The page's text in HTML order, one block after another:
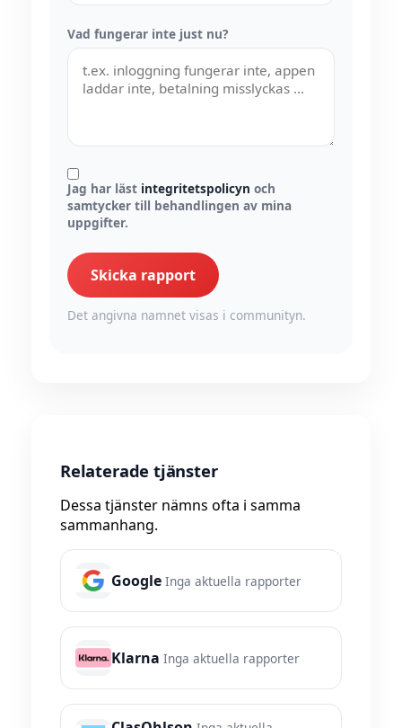
Vad fungerar inte just nu?
Jag har läst integritetspolicyn och
samtycker till behandlingen av mina
uppgifter.
Skicka rapport
Det angivna namnet visas i communityn.
Relaterade tjänster
Dessa tjänster nämns ofta i samma
sammanhang.
Google Inga aktuella rapporter
Klarna Inga aktuella rapporter